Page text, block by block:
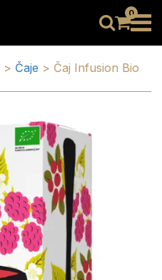
0
> Čaje > Čaj Infusion Bio